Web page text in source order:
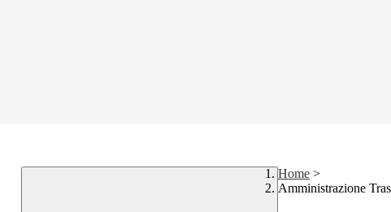
Home >
Amministrazione